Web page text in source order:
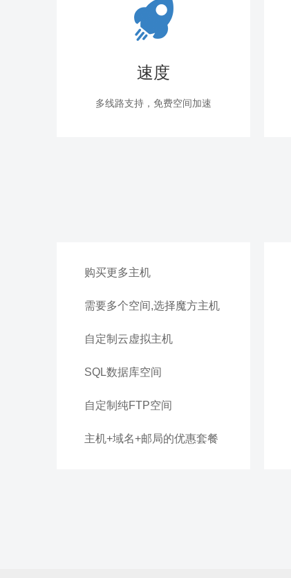
速度
多线路支持，免费空间加速
购买更多主机
需要多个空间,选择魔方主机
自定制云虚拟主机
SQL数据库空间
自定制纯FTP空间
主机+域名+邮局的优惠套餐